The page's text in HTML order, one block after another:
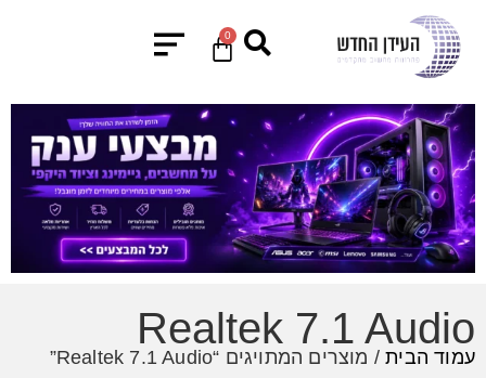
0
Realtek 7.1 Audio
עמוד הבית/ מוצרים המתויגים “Realtek 7.1 Audio”